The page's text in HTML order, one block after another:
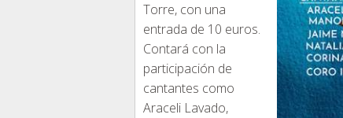
Torre, con una
entrada de 10 euros.
Contará con la
participación de
cantantes como
Araceli Lavado,